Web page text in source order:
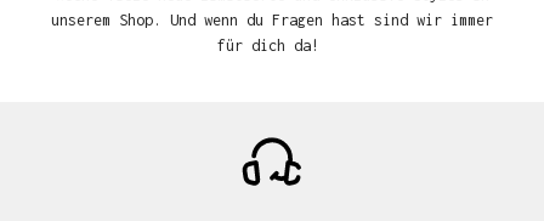
unserem Shop. Und wenn du Fragen hast sind wir immer
für dich da!